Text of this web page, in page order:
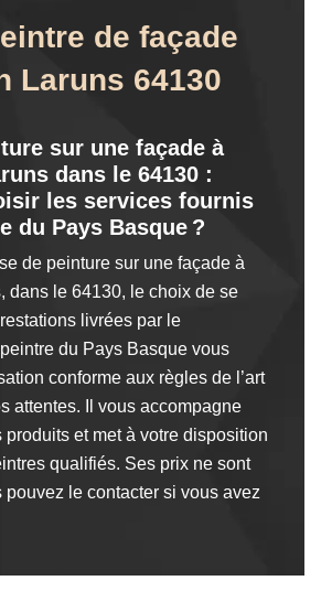
de façade
Laruns 64130
sur une façade à
dans le 64130 :
les services fournis
du Pays Basque ?
de peinture sur une façade à
dans le 64130, le choix de se
livrées par le
du Pays Basque vous
conforme aux règles de l’art
attentes. Il vous accompagne
et met à votre disposition
qualifiés. Ses prix ne sont
pouvez le contacter si vous avez